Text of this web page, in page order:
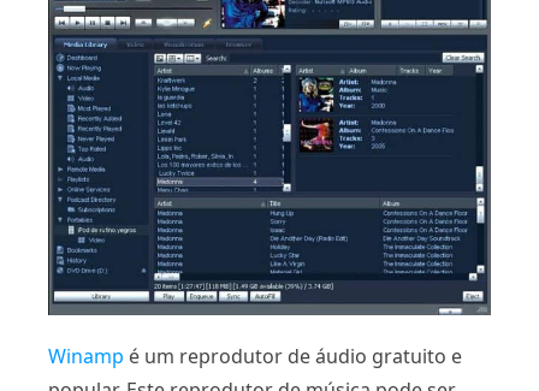
Winamp é um reprodutor de áudio gratuito e